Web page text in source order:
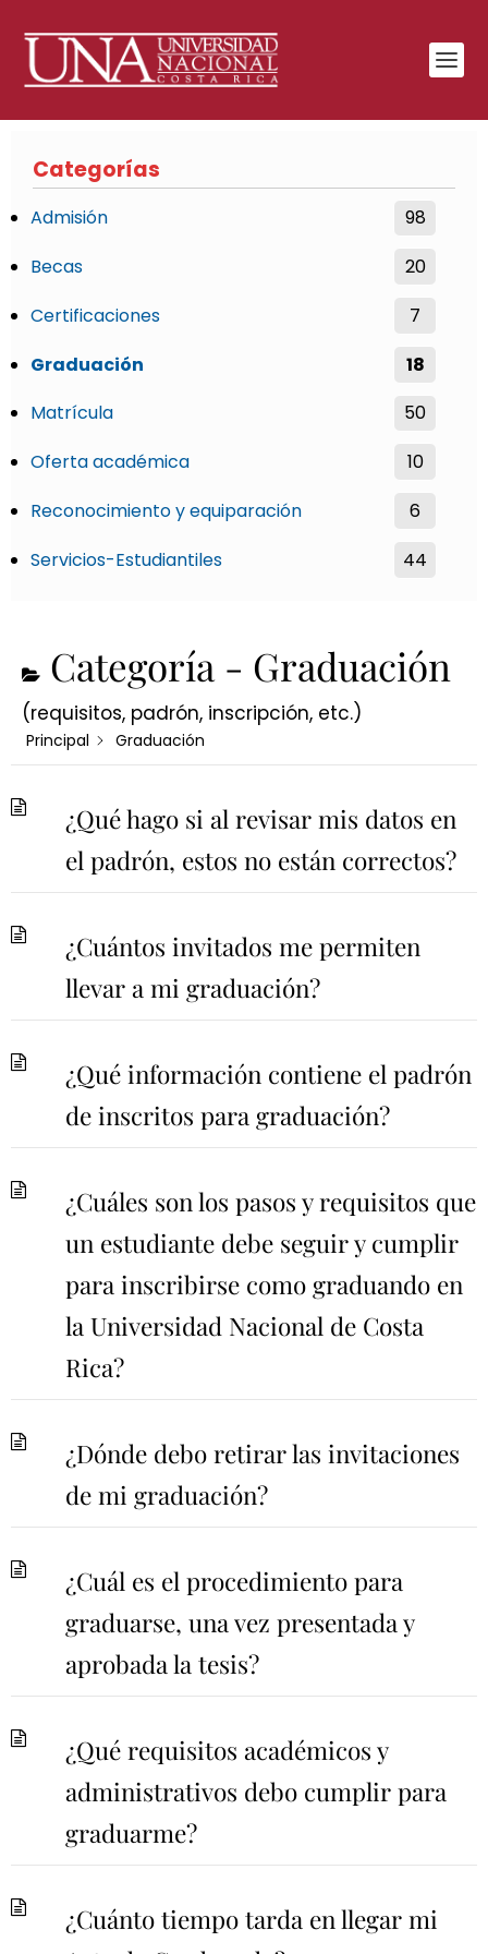
Categorías
Admisión
98
Becas
20
Certificaciones
7
Graduación
18
Matrícula
50
Oferta académica
10
Reconocimiento y equiparación
6
Servicios-Estudiantiles
44
Categoría - Graduación
(requisitos, padrón, inscripción, etc.)
Principal Graduación
¿Qué hago si al revisar mis datos en
el padrón, estos no están correctos?
¿Cuántos invitados me permiten
llevar a mi graduación?
¿Qué información contiene el padrón
de inscritos para graduación?
¿Cuáles son los pasos y requisitos que
un estudiante debe seguir y cumplir
para inscribirse como graduando en
la Universidad Nacional de Costa
Rica?
¿Dónde debo retirar las invitaciones
de mi graduación?
¿Cuál es el procedimiento para
graduarse, una vez presentada y
aprobada la tesis?
¿Qué requisitos académicos y
administrativos debo cumplir para
graduarme?
¿Cuánto tiempo tarda en llegar mi